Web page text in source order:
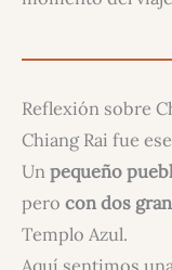
Reflexión sobre
Chiang Rai fue
Un pequeño
pero con dos
Templo Azul.
Aquí sentimos una